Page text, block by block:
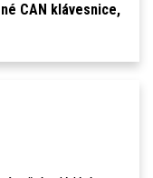
CAN klávesnice,